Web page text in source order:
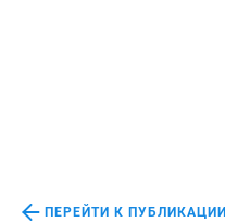
ПЕРЕЙТИ К ПУБЛИКАЦИИ